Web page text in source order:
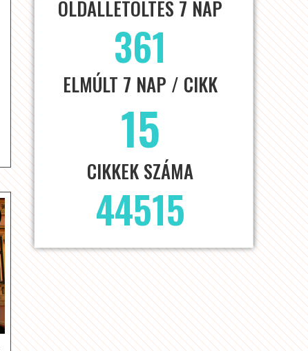
OLDALLETÖLTÉS 7 NAP
361
ELMÚLT 7 NAP / CIKK
15
CIKKEK SZÁMA
44515